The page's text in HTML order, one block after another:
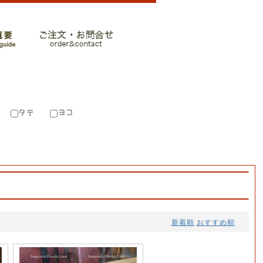
新着順 おすすめ順